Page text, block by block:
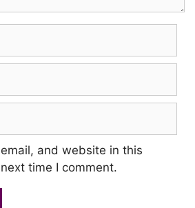
and website in this
time I comment.